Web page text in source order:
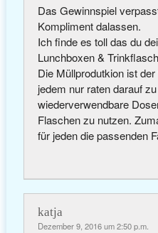
Das Gewinnspiel
Kompliment dalassen.
Ich finde es toll das du
Lunchboxen &
Die Müllprodutkion ist
jedem nur raten darauf
wiederverwendbare
Flaschen zu nutzen.
für jeden die passenden
katja
Dezember 9, 2016 um 2:50 p.m.